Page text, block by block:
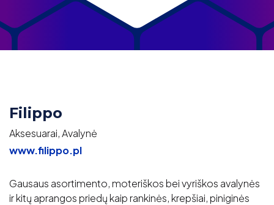
Filippo
Aksesuarai, Avalynė
www.filippo.pl
Gausaus asortimento, moteriškos bei vyriškos avalynės
ir kitų aprangos priedų kaip rankinės, krepšiai, piniginės